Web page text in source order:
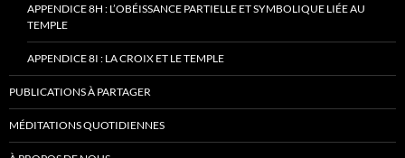
APPENDICE 8H : L’OBÉISSANCE PARTIELLE ET SYMBOLIQUE LIÉE AU
TEMPLE
APPENDICE 8I : LA CROIX ET LE TEMPLE
PUBLICATIONS À PARTAGER
MÉDITATIONS QUOTIDIENNES